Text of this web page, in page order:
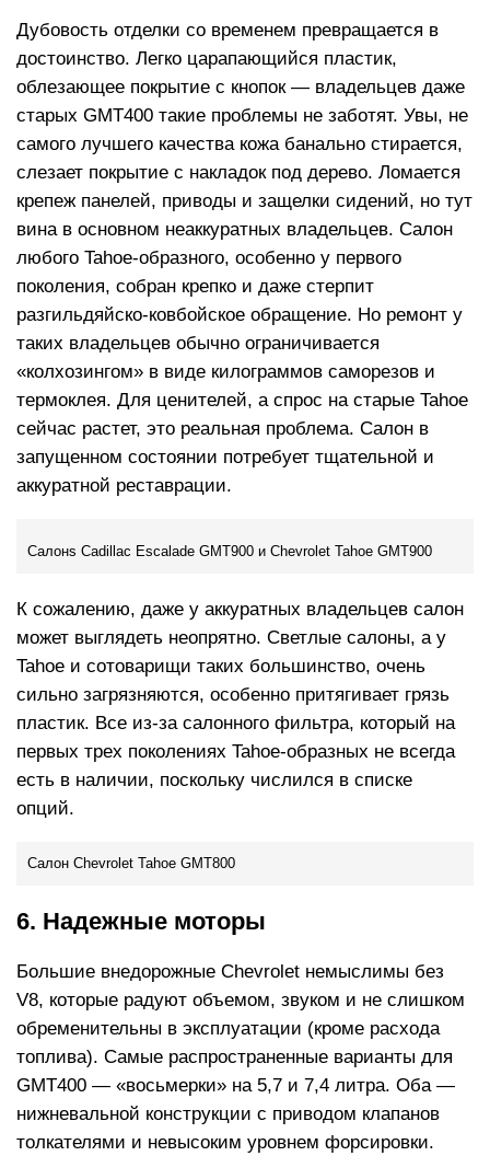
Дубовость отделки со временем превращается в
достоинство. Легко царапающийся пластик,
облезающее покрытие с кнопок — владельцев даже
старых GMT400 такие проблемы не заботят. Увы, не
самого лучшего качества кожа банально стирается,
слезает покрытие с накладок под дерево. Ломается
крепеж панелей, приводы и защелки сидений, но тут
вина в основном неаккуратных владельцев. Салон
любого Tahoe-образного, особенно у первого
поколения, собран крепко и даже стерпит
разгильдяйско-ковбойское обращение. Но ремонт у
таких владельцев обычно ограничивается
«колхозингом» в виде килограммов саморезов и
термоклея. Для ценителей, а спрос на старые Tahoe
сейчас растет, это реальная проблема. Салон в
запущенном состоянии потребует тщательной и
аккуратной реставрации.
Салонs Cadillac Escalade GMT900 и Chevrolet Tahoe GMT900
К сожалению, даже у аккуратных владельцев салон
может выглядеть неопрятно. Светлые салоны, а у
Tahoe и сотоварищи таких большинство, очень
сильно загрязняются, особенно притягивает грязь
пластик. Все из-за салонного фильтра, который на
первых трех поколениях Tahoe-образных не всегда
есть в наличии, поскольку числился в списке
опций.
Салон Chevrolet Tahoe GMT800
6. Надежные моторы
Большие внедорожные Chevrolet немыслимы без
V8, которые радуют объемом, звуком и не слишком
обременительны в эксплуатации (кроме расхода
топлива). Самые распространенные варианты для
GMT400 — «восьмерки» на 5,7 и 7,4 литра. Оба —
нижневальной конструкции с приводом клапанов
толкателями и невысоким уровнем форсировки.